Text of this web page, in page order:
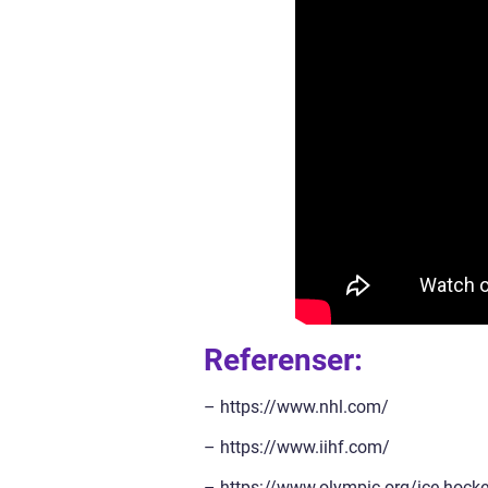
Referenser:
– https://www.nhl.com/
– https://www.iihf.com/